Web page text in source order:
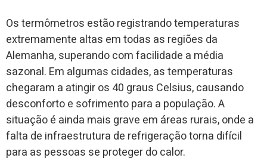
Os termômetros estão registrando temperaturas
extremamente altas em todas as regiões da
Alemanha, superando com facilidade a média
sazonal. Em algumas cidades, as temperaturas
chegaram a atingir os 40 graus Celsius, causando
desconforto e sofrimento para a população. A
situação é ainda mais grave em áreas rurais, onde a
falta de infraestrutura de refrigeração torna difícil
para as pessoas se proteger do calor.